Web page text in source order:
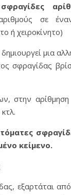
σε
ή χειροκίνητο)
μια
σφραγίδας
στην
κείμενο.
εξαρτάται